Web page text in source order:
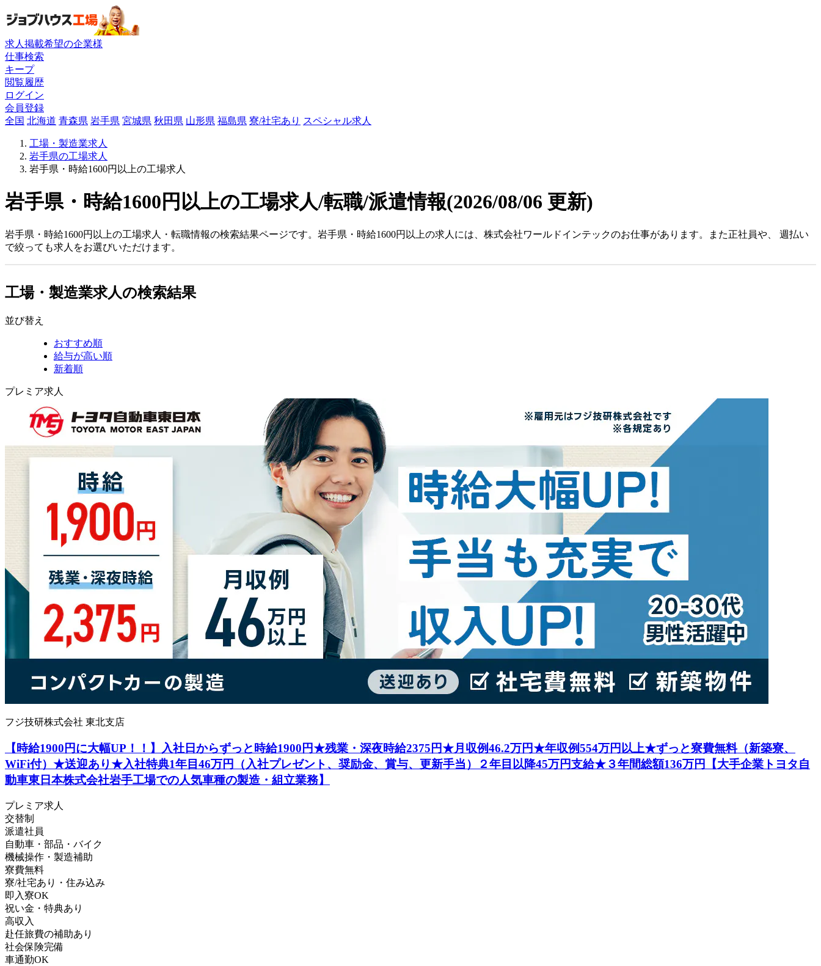
求人掲載希望の企業様
仕事検索
キープ
閲覧履歴
ログイン
会員登録
全国 北海道 青森県 岩手県 宮城県 秋田県 山形県 福島県 寮/社宅あり スペシャル求人
工場・製造業求人
岩手県の工場求人
岩手県・時給1600円以上の工場求人
岩手県・時給1600円以上の工場求人/転職/派遣情報(2026/08/06 更新)
岩手県・時給1600円以上の工場求人・転職情報の検索結果ページです。岩手県・時給1600円以上の求人には、株式会社ワールドインテックのお仕事があります。また正社員や、 週払い
で絞っても求人をお選びいただけます。
工場・製造業求人の検索結果
並び替え
おすすめ順
給与が高い順
新着順
プレミア求人
フジ技研株式会社 東北支店
【時給1900円に大幅UP！！】入社日からずっと時給1900円★残業・深夜時給2375円★月収例46.2万円★年収例554万円以上★ずっと寮費無料（新築寮、
WiFi付）★送迎あり★入社特典1年目46万円（入社プレゼント、奨励金、賞与、更新手当）２年目以降45万円支給★３年間総額136万円【大手企業トヨタ自
動車東日本株式会社岩手工場での人気車種の製造・組立業務】
プレミア求人
交替制
派遣社員
自動車・部品・バイク
機械操作・製造補助
寮費無料
寮/社宅あり・住み込み
即入寮OK
祝い金・特典あり
高収入
赴任旅費の補助あり
社会保険完備
車通勤OK